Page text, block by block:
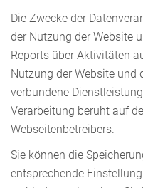
Die Zwecke der
der Nutzung der Website
Reports über Aktivitäten
Nutzung der Website und
verbundene
Verarbeitung beruht auf
Webseitenbetreibers.
Sie können die
entsprechende